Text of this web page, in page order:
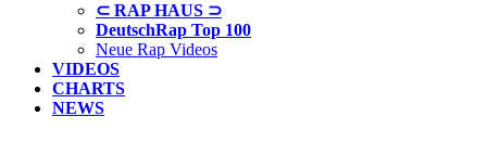
⊂ RAP HAUS ⊃
DeutschRap Top 100
Neue Rap Videos
VIDEOS
CHARTS
NEWS